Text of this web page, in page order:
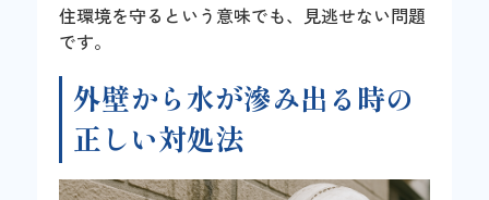
住環境を守るという意味でも、見逃せない問題
です。
外壁から水が滲み出る時の
正しい対処法